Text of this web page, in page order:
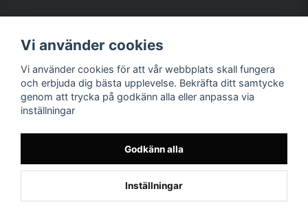
Finns i flera varianter
Top Gun Distressed Logo T-
Shirt
Vi använder cookies
Vi använder cookies för att vår webbplats skall fungera
och erbjuda dig bästa upplevelse. Bekräfta ditt samtycke
genom att trycka på godkänn alla eller anpassa via
inställningar
Godkänn alla
Inställningar